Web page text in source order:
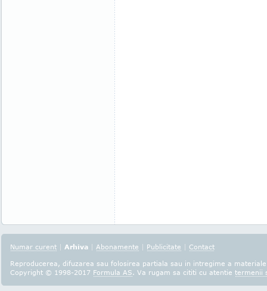
Numar curent | Arhiva | Abonamente | Publicitate | Contact
Reproducerea, difuzarea sau folosirea partiala sau in intregime a
Copyright © 1998-2017 Formula AS. Va rugam sa cititi cu atentie termenii